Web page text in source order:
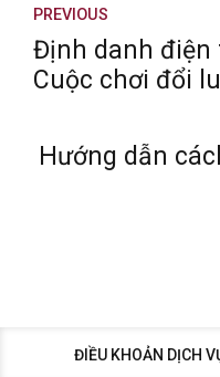
PREVIOUS
Định danh điện
Cuộc chơi đổi
Hướng dẫn
ĐIỀU KHOẢN DỊCH